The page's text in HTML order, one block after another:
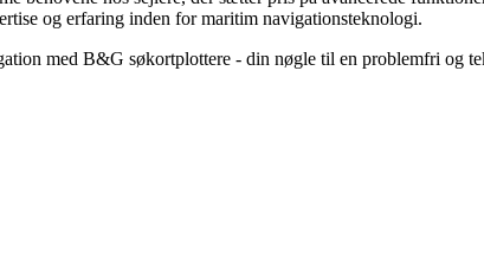
og erfaring inden for maritim navigationsteknologi.
med B&G søkortplottere - din nøgle til en problemfri og